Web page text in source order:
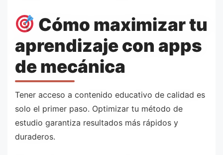
Cómo maximizar tu
aprendizaje con apps
de mecánica
Tener acceso a contenido educativo de calidad es
solo el primer paso. Optimizar tu método de
estudio garantiza resultados más rápidos y
duraderos.